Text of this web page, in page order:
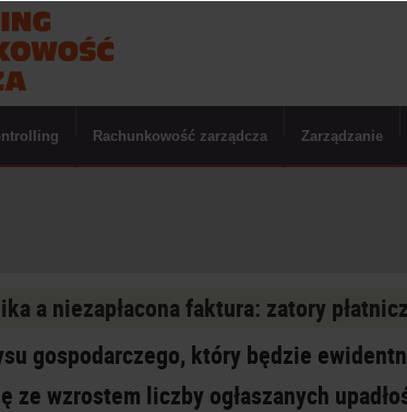
Rachunkowość zarządcza Zarządzanie
a niezapłacona faktura: zatory
gospodarczego, który będzie
ze wzrostem liczby ogłaszanych